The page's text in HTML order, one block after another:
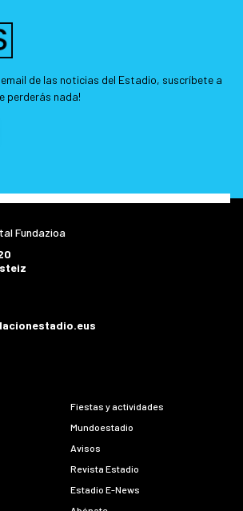
de las noticias del Estadio, suscríbete a
perderás nada!
Fundazioa
Fiestas y actividades
Mundoestadio
Avisos
Revista Estadio
Estadio E-News